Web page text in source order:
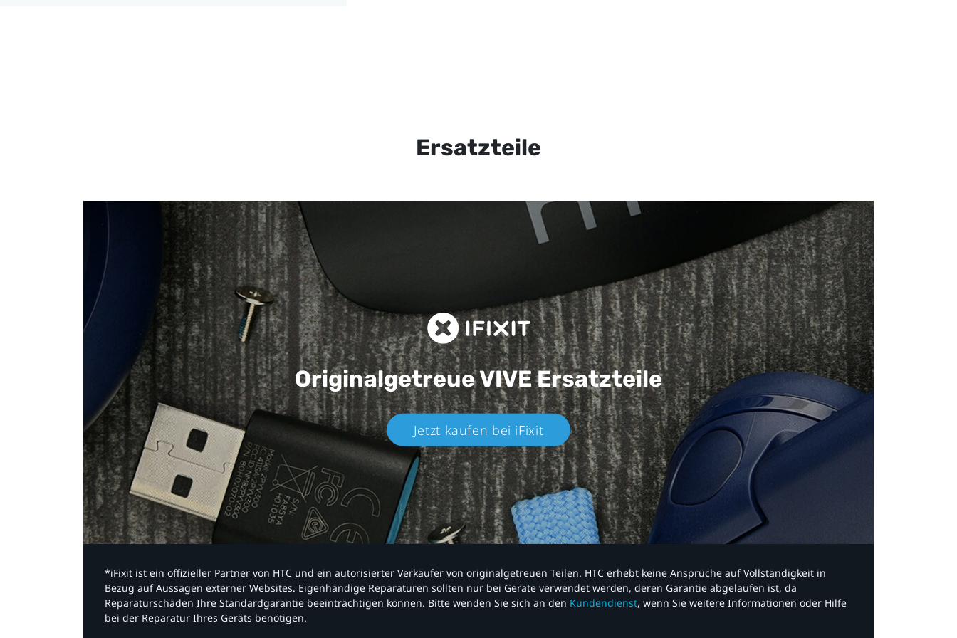
Ersatzteile
Originalgetreue VIVEErsatzteile
Jetzt kaufen bei iFixit​
*iFixit ist ein offizieller Partner von HTC und ein autorisierter Verkäufer von originalgetreuen Teilen. HTC erhebt keine Ansprüche auf Vollständigkeit in
Bezug auf Aussagen externer Websites. Eigenhändige Reparaturen sollten nur bei Geräte verwendet werden, deren Garantie abgelaufen ist, da
Reparaturschäden Ihre Standardgarantie beeinträchtigen können. Bitte wenden Sie sich an den Kundendienst, wenn Sie weitere Informationen oder Hilfe
bei der Reparatur Ihres Geräts benötigen.​